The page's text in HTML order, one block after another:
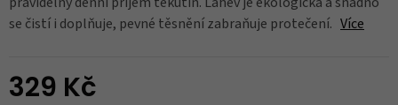
se čistí i doplňuje, pevné těsnění zabraňuje protečení. Více
329 Kč